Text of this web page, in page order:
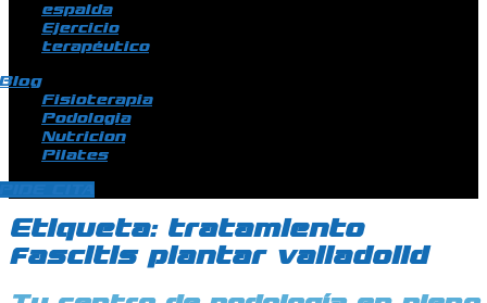
espalda
Ejercicio
terapéutico
Fisioterapia
Podologia
Nutricion
Pilates
Etiqueta: tratamiento
fascitis plantar valladolid